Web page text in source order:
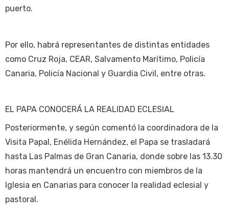
puerto.
Por ello, habrá representantes de distintas entidades
como Cruz Roja, CEAR, Salvamento Marítimo, Policía
Canaria, Policía Nacional y Guardia Civil, entre otras.
EL PAPA CONOCERÁ LA REALIDAD ECLESIAL
Posteriormente, y según comentó la coordinadora de la
Visita Papal, Enélida Hernández, el Papa se trasladará
hasta Las Palmas de Gran Canaria, donde sobre las 13.30
horas mantendrá un encuentro con miembros de la
Iglesia en Canarias para conocer la realidad eclesial y
pastoral.